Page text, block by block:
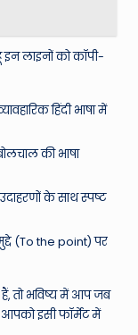
लाइनों को कॉपी-
हिंदी भाषा में
की भाषा
के साथ स्पष्ट
(To the point) पर
तो भविष्य में आप जब
इसी फॉर्मेट में